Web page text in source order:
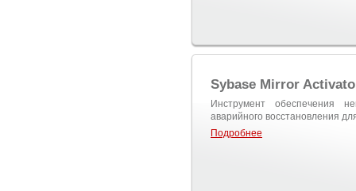
Sybase Mirror
Инструмент обеспечения
аварийного восстановления
Подробнее